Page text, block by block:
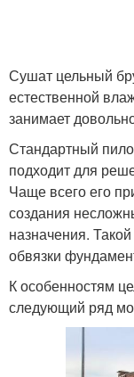
Сушат цельный
естественной
занимает
Стандартный
подходит для
Чаще всего его
создания
назначения.
обвязки
К особенностям
следующий ряд